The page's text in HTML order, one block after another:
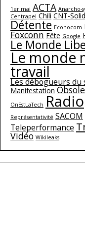
1er mai ACTA Anarcho-
Centrapel Chili CNT-
Détente Econocom
Foxconn Fête Google
Le Monde
Le monde
travail
Les débogueurs du
Manifestation
OnEstLaTech Radio
Représentativité SACOM
Teleperformance
Vidéo Wikileaks